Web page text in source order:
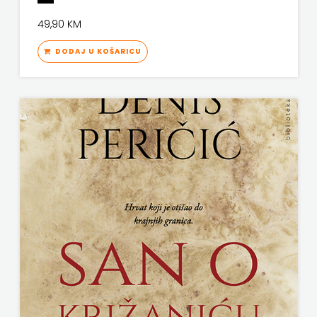
KNJIGA
Telegram
grupa
d.o.o.
TERAPIJA,
ZAGREB
Twins
Company
UDRUGA
49,90 KM
DODAJ U KOŠARICU